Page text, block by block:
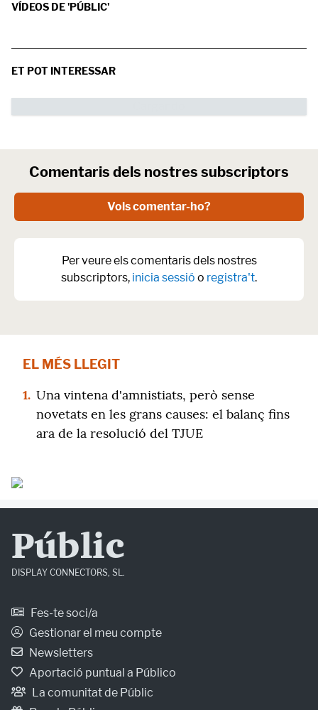
VÍDEOS DE 'PÚBLIC'
ET POT INTERESSAR
Comentaris dels nostres subscriptors
Vols comentar-ho?
Per veure els comentaris dels nostres
subscriptors, inicia sessió o registra't.
EL MÉS LLEGIT
1. Una vintena d'amnistiats, però sense
novetats en les grans causes: el balanç fins
ara de la resolució del TJUE
Públic
DISPLAY CONNECTORS, SL.
Fes-te soci/a
Gestionar el meu compte
Newsletters
Aportació puntual a Público
La comunitat de Públic